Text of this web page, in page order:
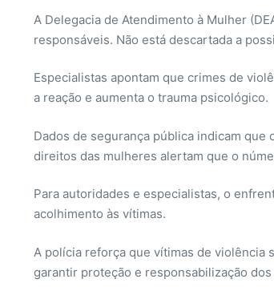
A Delegacia de Atendimento à Mulher
responsáveis. Não está descartada a
Especialistas apontam que crimes de
a reação e aumenta o trauma psicológico.
Dados de segurança pública indicam
direitos das mulheres alertam que o
Para autoridades e especialistas, o
acolhimento às vítimas.
A polícia reforça que vítimas de
garantir proteção e responsabilização